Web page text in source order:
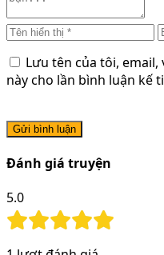
Lưu tên của tôi,
này cho lần bình luận kế
Gửi bình luận
Đánh giá truyện
5.0